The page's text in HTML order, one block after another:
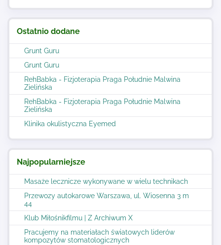
Ostatnio dodane
Grunt Guru
Grunt Guru
RehBabka - Fizjoterapia Praga Południe Malwina
Zielińska
RehBabka - Fizjoterapia Praga Południe Malwina
Zielińska
Klinika okulistyczna Eyemed
Najpopularniejsze
Masaże lecznicze wykonywane w wielu technikach
Przewozy autokarowe Warszawa, ul. Wiosenna 3 m
44
Klub Miłośnikfilmu | Z Archiwum X
Pracujemy na materiałach światowych liderów
kompozytów stomatologicznych